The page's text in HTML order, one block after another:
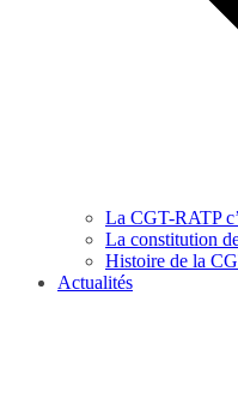
La CGT-RATP
La constitution
Histoire de la
Actualités